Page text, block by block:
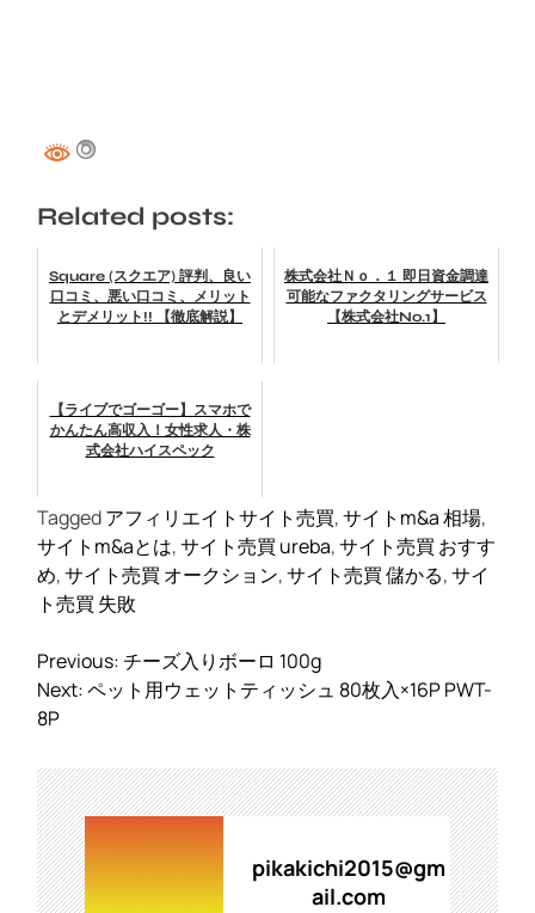
Related posts:
Square (スクエア) 評判、良い
口コミ、悪い口コミ、メリット
とデメリット!! 【徹底解説】
株式会社Ｎｏ．１ 即日資金調達
可能なファクタリングサービス
【株式会社No.1】
【ライブでゴーゴー】スマホで
かんたん高収入！女性求人・株
式会社ハイスペック
Taggedアフィリエイトサイト売買,サイトm&a 相場,
サイトm&aとは,サイト売買 ureba,サイト売買 おすす
め,サイト売買 オークション,サイト売買 儲かる,サイ
ト売買 失敗
投
稿
ナ
ゲ
ー
シ
ョ
ン
Previous:チーズ入りボーロ 100g
Next:ペット用ウェットティッシュ 80枚入×16P PWT-
8P
pikakichi2015@gm
ail.com